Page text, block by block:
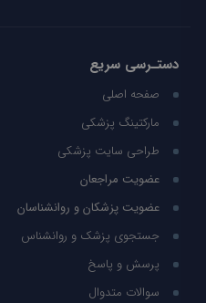
دستـرسی سریع
صفحه اصلی
مارکتینگ پزشکی
طراحی سایت پزشکی
عضویت مراجعان
عضویت پزشکان و روانشناسان
جستجوی پزشک و روانشناس
پرسش و پاسخ
سوالات متدوال